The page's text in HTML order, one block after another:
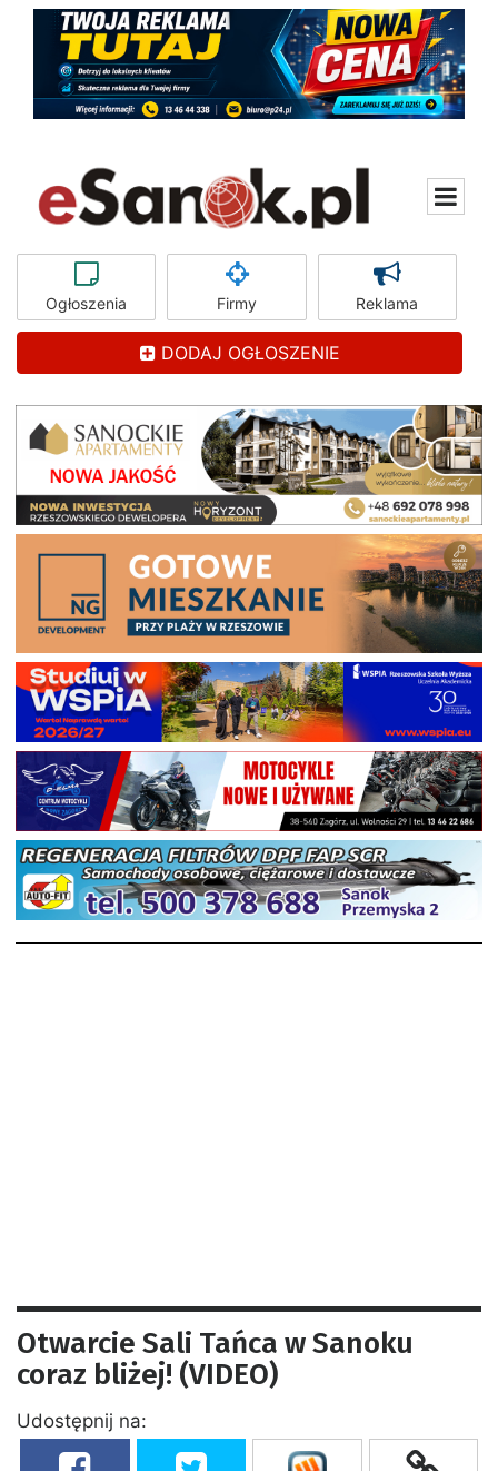
Ogłoszenia Firmy Reklama
DODAJ OGŁOSZENIE
Otwarcie Sali Tańca w Sanoku
coraz bliżej! (VIDEO)
Udostępnij na: